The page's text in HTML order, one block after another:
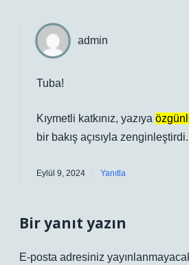
admin
Tuba!
Kıymetli katkınız, yazıya
bir bakış açısıyla zenginleştirdi.
Eylül 9, 2024 Yanıtla
Bir yanıt yazın
E-posta adresiniz